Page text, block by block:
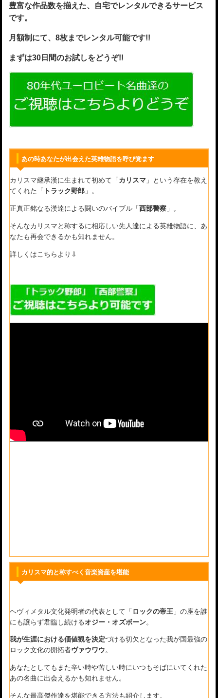
豊富な作品数を揃えた、自宅でレンタルできるサービス
です。
月額制にて、8枚までレンタル可能です!!
まずは30日間のお試しをどうぞ!!
あの時あなたが出会えた英雄物語を呼び覚ます
カリスマ継承漢に生まれて初めて「 カリスマ」という存在を教え
てくれた「
トラック野郎」。
正真正銘なる漢達による闘いのバイブル「 西部警察」。
そんなカリスマと称するに相応しい先人達による英雄物語に、あ
なたも再会できるかも知れません。
詳しくはこちらより⇩
カリスマ的と称すべく音楽資産を堪能
ヘヴィメタル文化発明者の代表として「 ロックの帝王」の座を誰
にも譲らず君臨し続けるオジー・オズボーン。
我が生涯における価値観を決定づける切欠となった我が国最強の
ロック文化の開拓者ヴァウワウ。
あなたとしてもまた辛い時や苦しい時にいつもそばにいてくれた
あの名曲に出会えるかも知れません。
そんな最高傑作達を堪能できる方法も紹介します。